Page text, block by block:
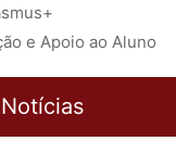
e Apoio ao Aluno